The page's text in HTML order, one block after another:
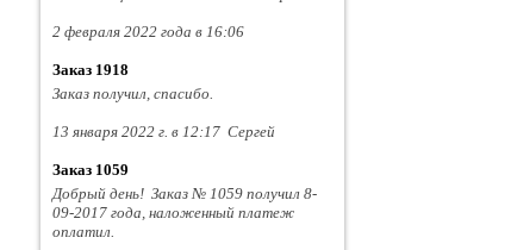
2 февраля 2022 года в 16:06
Заказ 1918
Заказ получил, спасибо.
13 января 2022 г. в 12:17 Сергей
Заказ 1059
Добрый день! Заказ № 1059 получил 8-
09-2017 года, наложенный платеж
оплатил.